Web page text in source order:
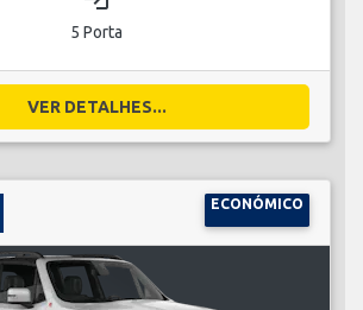
5 Porta
VER DETALHES...
ECONÓMICO